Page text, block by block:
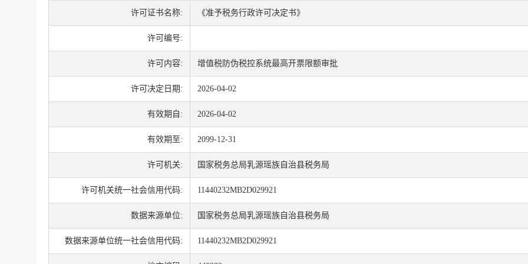
许可证书名称: 《准予税务行政许可决定书》
许可编号:
许可内容: 增值税防伪税控系统最高开票限额审批
许可决定日期: 2026-04-02
有效期自: 2026-04-02
有效期至: 2099-12-31
许可机关: 国家税务总局乳源瑶族自治县税务局
许可机关统一社会信用代码: 11440232MB2D029921
数据来源单位: 国家税务总局乳源瑶族自治县税务局
数据来源单位统一社会信用代码: 11440232MB2D029921